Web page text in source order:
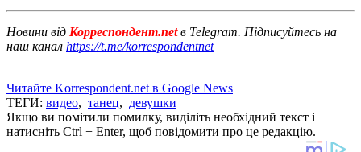
Новини від Корреспондент.netв Telegram. Підписуйтесь на
наш канал https://t.me/korrespondentnet
Читайте Korrespondent.net в Google News
ТЕГИ: видео, танец, девушки
Якщо ви помітили помилку, виділіть необхідний текст і
натисніть Ctrl + Enter, щоб повідомити про це редакцію.